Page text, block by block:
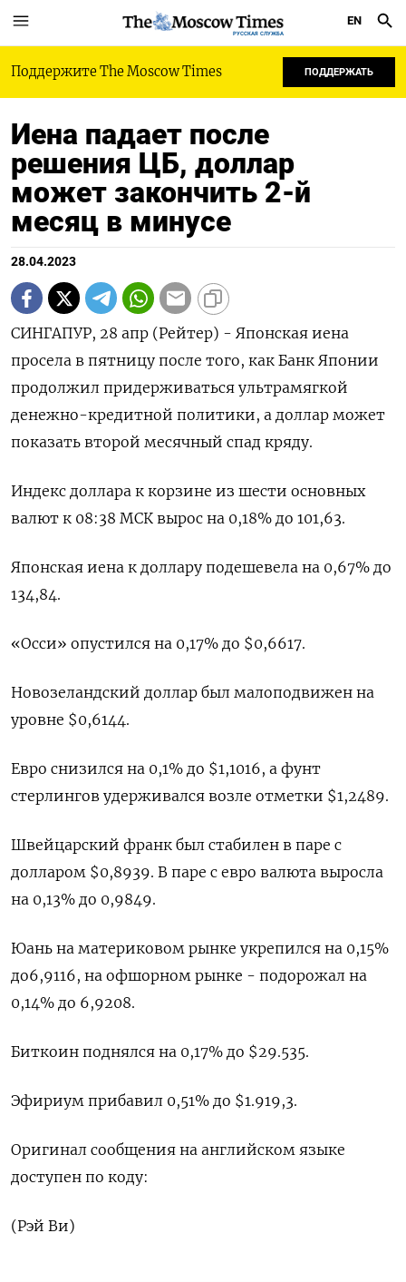
РУССКАЯ СЛУЖБА
EN
Поддержите The Moscow Times ПОДДЕРЖАТЬ
Иена падает после
решения ЦБ, доллар
может закончить 2-й
месяц в минусе
28.04.2023
СИНГАПУР, 28 апр (Рейтер) - Японская иена
просела в пятницу после того, как Банк Японии
продолжил придерживаться ультрамягкой
денежно-кредитной политики, а доллар может
показать второй месячный спад кряду.
Индекс доллара к корзине из шести основных
валют к 08:38 МСК вырос на 0,18% до 101,63​.
Японская иена к доллару подешевела на 0,67%​ до
134,84.
«Осси» опустился на 0,17% до $0,6617​.
Новозеландский доллар был малоподвижен на
уровне $0,6144​.
Евро снизился на 0,1% до $1,1016​, а фунт
стерлингов удерживался возле отметки $1,2489​.
Швейцарский франк был стабилен в паре с
долларом $0,8939​. В паре с евро валюта выросла
на 0,13%​ до 0,9849.
Юань на материковом рынке укрепился на 0,15%
до​ 6,9116​, на офшорном рынке - подорожал на
0,14% до 6,9208.
Биткоин поднялся на 0,17% до $29.535.
Эфириум прибавил 0,51% до $1.919,3.
Оригинал сообщения на английском языке
доступен по коду:
(Рэй Ви)